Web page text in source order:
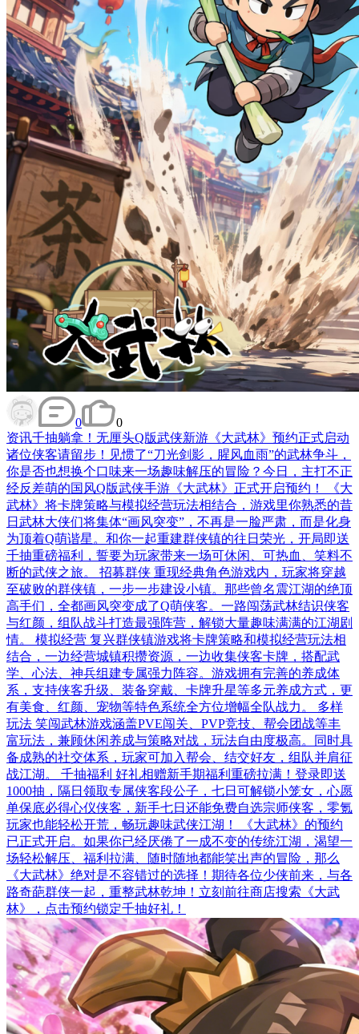
0
0
资讯千抽躺拿！无厘头Q版武侠新游《大武林》预约正式启动
诸位侠客请留步！见惯了“刀光剑影，腥风血雨”的武林争斗，
你是否也想换个口味来一场趣味解压的冒险？今日，主打不正
经反差萌的国风Q版武侠手游《大武林》正式开启预约！ 《大
武林》将卡牌策略与模拟经营玩法相结合，游戏里你熟悉的昔
日武林大侠们将集体“画风突变”，不再是一脸严肃，而是化身
为顶着Q萌谐星。和你一起重建群侠镇的往日荣光，开局即送
千抽重磅福利，誓要为玩家带来一场可休闲、可热血、笑料不
断的武侠之旅。 招募群侠 重现经典角色游戏内，玩家将穿越
至破败的群侠镇，一步一步建设小镇。那些曾名震江湖的绝顶
高手们，全都画风突变成了Q萌侠客。一路闯荡武林结识侠客
与红颜，组队战斗打造最强阵营，解锁大量趣味满满的江湖剧
情。 模拟经营 复兴群侠镇游戏将卡牌策略和模拟经营玩法相
结合，一边经营城镇积攒资源，一边收集侠客卡牌，搭配武
学、心法、神兵组建专属强力阵容。游戏拥有完善的养成体
系，支持侠客升级、装备穿戴、卡牌升星等多元养成方式，更
有美食、红颜、宠物等特色系统全方位增幅全队战力。 多样
玩法 笑闯武林游戏涵盖PVE闯关、PVP竞技、帮会团战等丰
富玩法，兼顾休闲养成与策略对战，玩法自由度极高。同时具
备成熟的社交体系，玩家可加入帮会、结交好友，组队并肩征
战江湖。 千抽福利 好礼相赠新手期福利重磅拉满！登录即送
1000抽，隔日领取专属侠客段公子，七日可解锁小笼女，心愿
单保底必得心仪侠客，新手七日还能免费自选宗师侠客，零氪
玩家也能轻松开荒，畅玩趣味武侠江湖！ 《大武林》的预约
已正式开启。如果你已经厌倦了一成不变的传统江湖，渴望一
场轻松解压、福利拉满、随时随地都能笑出声的冒险，那么
《大武林》绝对是不容错过的选择！期待各位少侠前来，与各
路奇葩群侠一起，重整武林乾坤！立刻前往商店搜索《大武
林》，点击预约锁定千抽好礼！